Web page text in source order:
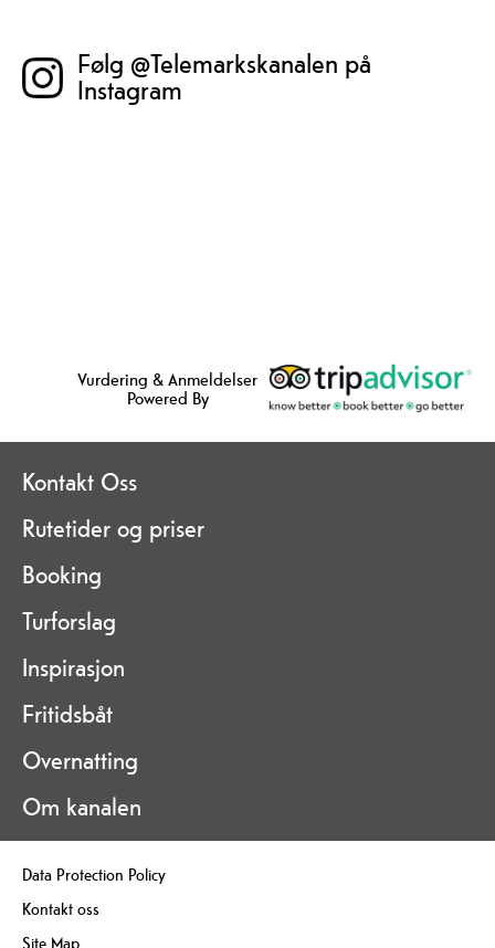
Følg @Telemarkskanalen på
Instagram
Vurdering & Anmeldelser
Powered By
Kontakt Oss
Rutetider og priser
Booking
Turforslag
Inspirasjon
Fritidsbåt
Overnatting
Om kanalen
Data Protection Policy
Kontakt oss
Site Map